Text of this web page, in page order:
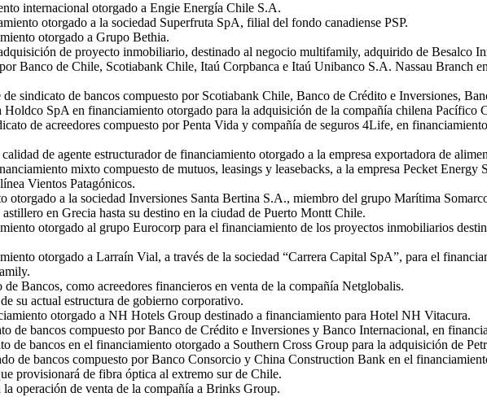
internacional otorgado a Engie Energía Chile S.A.
otorgado a la sociedad Superfruta SpA, filial del fondo canadiense PSP.
otorgado a Grupo Bethia.
de proyecto inmobiliario, destinado al negocio multifamily, adquirido de Besalco
Banco de Chile, Scotiabank Chile, Itaú Corpbanca e Itaú Unibanco S.A. Nassau Branch
sindicato de bancos compuesto por Scotiabank Chile, Banco de Crédito e Inversiones,
SpA en financiamiento otorgado para la adquisición de la compañía chilena Pacífico
de acreedores compuesto por Penta Vida y compañía de seguros 4Life, en
de agente estructurador de financiamiento otorgado a la empresa exportadora de
mixto compuesto de mutuos, leasings y leasebacks, a la empresa Pecket
Vientos Patagónicos.
otorgado a la sociedad Inversiones Santa Bertina S.A., miembro del grupo Marítima
en Grecia hasta su destino en la ciudad de Puerto Montt Chile.
otorgado al grupo Eurocorp para el financiamiento de los proyectos inmobiliarios
otorgado a Larraín Vial, a través de la sociedad “Carrera Capital SpA”, para el
Bancos, como acreedores financieros en venta de la compañía Netglobalis.
su actual estructura de gobierno corporativo.
otorgado a NH Hotels Group destinado a financiamiento para Hotel NH Vitacura.
de bancos compuesto por Banco de Crédito e Inversiones y Banco Internacional, en
de bancos en el financiamiento otorgado a Southern Cross Group para la adquisición de
de bancos compuesto por Banco Consorcio y China Construction Bank en el
provisionará de fibra óptica al extremo sur de Chile.
operación de venta de la compañía a Brinks Group.